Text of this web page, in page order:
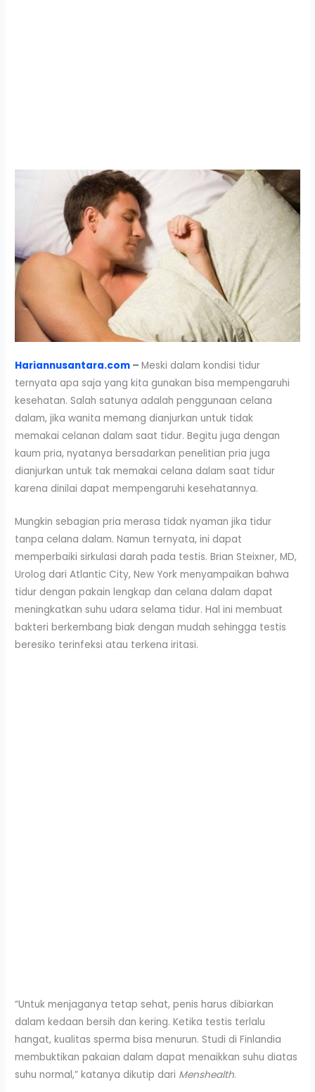
Hariannusantara.com –Meski dalam kondisi tidur
ternyata apa saja yang kita gunakan bisa mempengaruhi
kesehatan. Salah satunya adalah penggunaan celana
dalam, jika wanita memang dianjurkan untuk tidak
memakai celanan dalam saat tidur. Begitu juga dengan
kaum pria, nyatanya bersadarkan penelitian pria juga
dianjurkan untuk tak memakai celana dalam saat tidur
karena dinilai dapat mempengaruhi kesehatannya.
Mungkin sebagian pria merasa tidak nyaman jika tidur
tanpa celana dalam. Namun ternyata, ini dapat
memperbaiki sirkulasi darah pada testis. Brian Steixner, MD,
Urolog dari Atlantic City, New York menyampaikan bahwa
tidur dengan pakain lengkap dan celana dalam dapat
meningkatkan suhu udara selama tidur. Hal ini membuat
bakteri berkembang biak dengan mudah sehingga testis
beresiko terinfeksi atau terkena iritasi.
“Untuk menjaganya tetap sehat, penis harus dibiarkan
dalam kedaan bersih dan kering. Ketika testis terlalu
hangat, kualitas sperma bisa menurun. Studi di Finlandia
membuktikan pakaian dalam dapat menaikkan suhu diatas
suhu normal,” katanya dikutip dari Menshealth.